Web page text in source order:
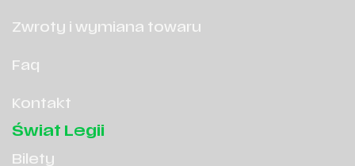
Zwroty i wymiana towaru
Faq
Kontakt
Świat Legii
Bilety